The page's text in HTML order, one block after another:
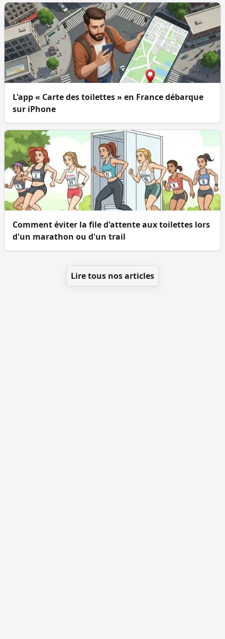
L'app « Carte des toilettes » en France débarque
sur iPhone
Comment éviter la file d'attente aux toilettes lors
d'un marathon ou d'un trail
Lire tous nos articles